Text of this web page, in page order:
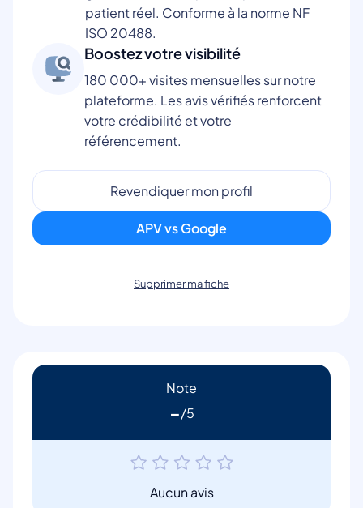
patient réel. Conforme à la norme NF
ISO 20488.
Boostez votre visibilité
180 000+ visites mensuelles sur notre
plateforme. Les avis vérifiés renforcent
votre crédibilité et votre
référencement.
Revendiquer mon profil
APV vs Google
Supprimer ma fiche
Note
-
Aucun avis